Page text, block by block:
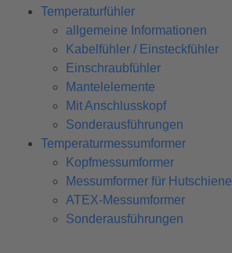
Temperaturfühler
allgemeine Informationen
Kabelfühler / Einsteckfühler
Einschraubfühler
Mantelelemente
Mit Anschlusskopf
Sonderausführungen
Temperaturmessumformer
Kopfmessumformer
Messumformer für Hutschiene
ATEX-Messumformer
Sonderausführungen